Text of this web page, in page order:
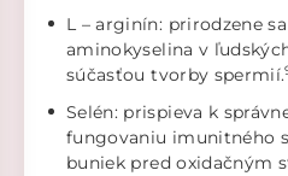
L – arginín: prirodzene
aminokyselina v
súčasťou tvorby spermií.
Selén: prispieva k
fungovaniu imunitného
buniek pred oxidačným